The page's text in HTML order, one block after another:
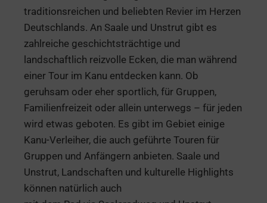
traditionsreichen und beliebten Revier im Herzen
Deutschlands. An Saale und Unstrut gibt es
zahlreiche geschichtsträchtige und
landschaftlich reizvolle Ecken, die man während
einer Tour im Kanu entdecken kann. Ob
geruhsam oder eher sportlich, für Gruppen,
Familienfreizeit oder allein unterwegs – für jeden
wird etwas geboten. Es gibt im Gebiet einige
Kanu-Verleiher, die auch geführte Touren für
Gruppen und Anfängern anbieten. Saale und
Unstrut, Landschaften und kulturelle Highlights
können natürlich auch